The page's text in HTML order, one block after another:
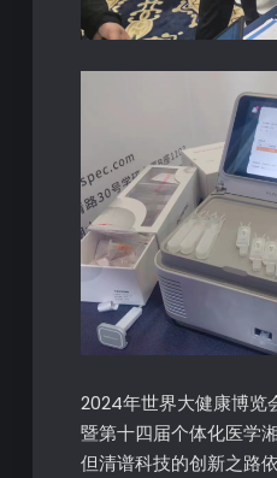
2024年世界大健康博览
暨第十四届个体化医学
但清谱科技的创新之路